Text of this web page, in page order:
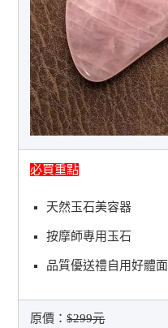
必買重點
天然玉石美容器
按摩師專用玉石
品質優送禮自用好體面
原價：$299元